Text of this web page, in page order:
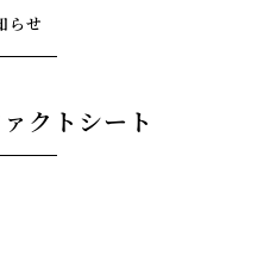
らせ
クトシート